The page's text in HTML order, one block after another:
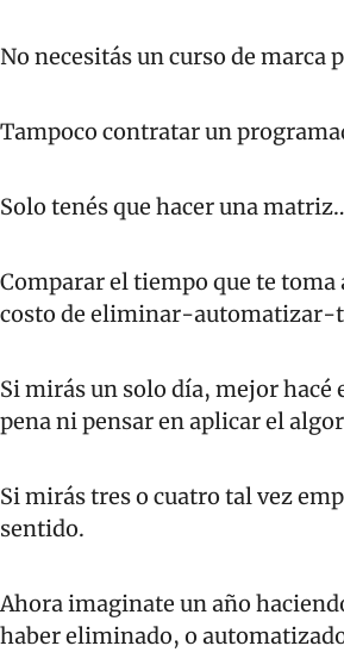
No necesitás un curso de marca
Tampoco contratar un
Solo tenés que hacer una
Comparar el tiempo que te toma
costo de eliminar-automatizar-
Si mirás un solo día, mejor hacé
pena ni pensar en aplicar el
Si mirás tres o cuatro tal vez
sentido.
Ahora imaginate un año
haber eliminado, o